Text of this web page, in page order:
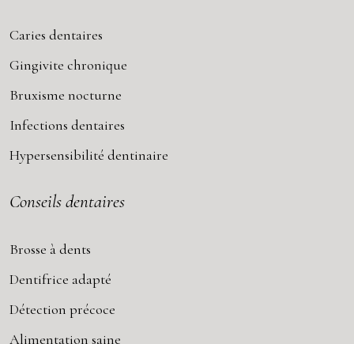
Caries dentaires
Gingivite chronique
Bruxisme nocturne
Infections dentaires
Hypersensibilité dentinaire
Conseils dentaires
Brosse à dents
Dentifrice adapté
Détection précoce
Alimentation saine